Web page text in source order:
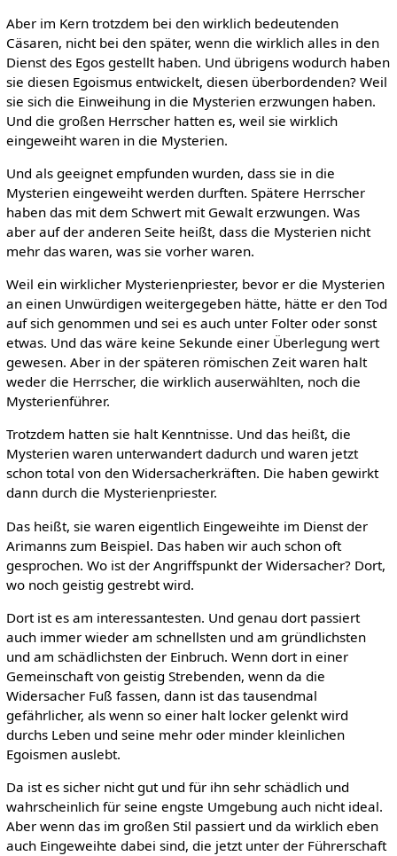
Aber im Kern trotzdem bei den wirklich bedeutenden
Cäsaren, nicht bei den später, wenn die wirklich alles in den
Dienst des Egos gestellt haben. Und übrigens wodurch haben
sie diesen Egoismus entwickelt, diesen überbordenden? Weil
sie sich die Einweihung in die Mysterien erzwungen haben.
Und die großen Herrscher hatten es, weil sie wirklich
eingeweiht waren in die Mysterien.
Und als geeignet empfunden wurden, dass sie in die
Mysterien eingeweiht werden durften. Spätere Herrscher
haben das mit dem Schwert mit Gewalt erzwungen. Was
aber auf der anderen Seite heißt, dass die Mysterien nicht
mehr das waren, was sie vorher waren.
Weil ein wirklicher Mysterienpriester, bevor er die Mysterien
an einen Unwürdigen weitergegeben hätte, hätte er den Tod
auf sich genommen und sei es auch unter Folter oder sonst
etwas. Und das wäre keine Sekunde einer Überlegung wert
gewesen. Aber in der späteren römischen Zeit waren halt
weder die Herrscher, die wirklich auserwählten, noch die
Mysterienführer.
Trotzdem hatten sie halt Kenntnisse. Und das heißt, die
Mysterien waren unterwandert dadurch und waren jetzt
schon total von den Widersacherkräften. Die haben gewirkt
dann durch die Mysterienpriester.
Das heißt, sie waren eigentlich Eingeweihte im Dienst der
Arimanns zum Beispiel. Das haben wir auch schon oft
gesprochen. Wo ist der Angriffspunkt der Widersacher? Dort,
wo noch geistig gestrebt wird.
Dort ist es am interessantesten. Und genau dort passiert
auch immer wieder am schnellsten und am gründlichsten
und am schädlichsten der Einbruch. Wenn dort in einer
Gemeinschaft von geistig Strebenden, wenn da die
Widersacher Fuß fassen, dann ist das tausendmal
gefährlicher, als wenn so einer halt locker gelenkt wird
durchs Leben und seine mehr oder minder kleinlichen
Egoismen auslebt.
Da ist es sicher nicht gut und für ihn sehr schädlich und
wahrscheinlich für seine engste Umgebung auch nicht ideal.
Aber wenn das im großen Stil passiert und da wirklich eben
auch Eingeweihte dabei sind, die jetzt unter der Führerschaft